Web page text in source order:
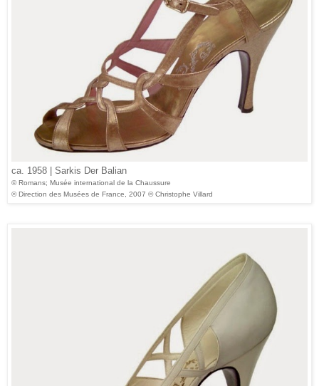
ca. 1958 | Sarkis Der Balian
© Romans; Musée international de la Chaussure
© Direction des Musées de France, 2007 © Christophe Villard